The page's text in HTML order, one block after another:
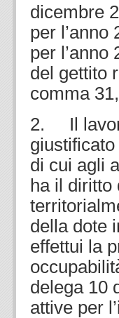
dicembre
per
per l’anno
del gettito
comma
2. Il
di cui agli
ha il diritto
della dote
effettui la
delega 10
attive per